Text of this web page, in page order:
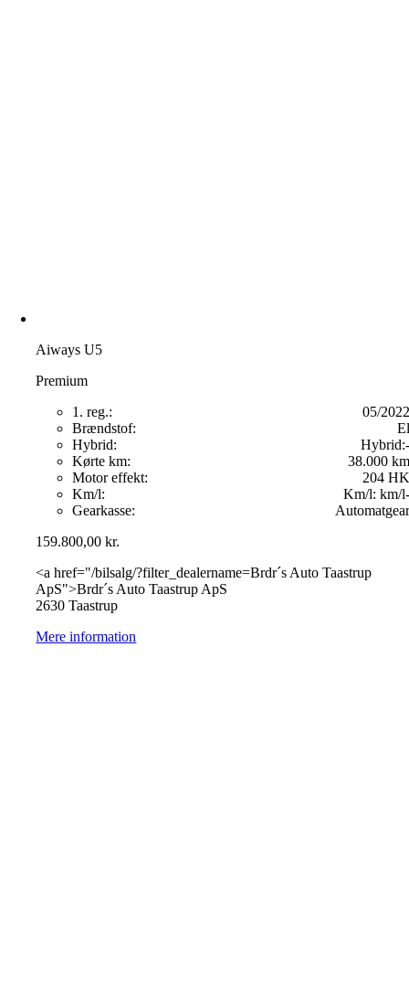
Aiways U5
Premium
1. reg.:
05/2022
Brændstof:
El
Hybrid:
Hybrid:-
Kørte km:
38.000 km
Motor effekt:
204 HK
Km/l:
Km/l: -
km/l
Gearkasse:
Automatgear
159.800,00kr.
<a href="/bilsalg/?filter_dealername=Brdr´s Auto Taastrup
ApS">Brdr´s Auto Taastrup ApS
2630 Taastrup
Mere information